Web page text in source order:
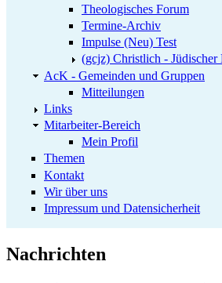
Theologisches Forum
Termine-Archiv
Impulse (Neu) Test
(gcjz) Christlich - Jüdischer
AcK - Gemeinden und Gruppen
Mitteilungen
Links
Mitarbeiter-Bereich
Mein Profil
Themen
Kontakt
Wir über uns
Impressum und Datensicherheit
Nachrichten